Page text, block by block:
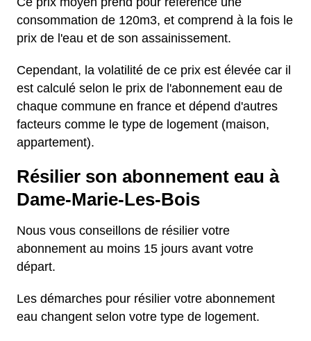
consommation de 120m3, et comprend à la fois le
prix de l'eau et de son assainissement.
Cependant, la volatilité de ce prix est élevée car il
est calculé selon le prix de l'abonnement eau de
chaque commune en france et dépend d'autres
facteurs comme le type de logement (maison,
appartement).
Résilier son abonnement eau à
Dame-Marie-Les-Bois
Nous vous conseillons de résilier votre
abonnement au moins 15 jours avant votre
départ.
Les démarches pour résilier votre abonnement
eau changent selon votre type de logement.